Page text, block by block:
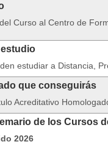
Curso al Centro de
estudiar a Distancia,
que conseguirás
Acreditativo
de los Cursos